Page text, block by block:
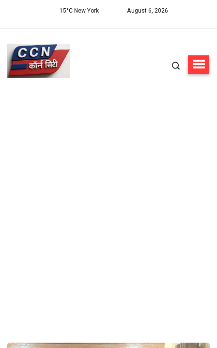
15°C New York August 6, 2026